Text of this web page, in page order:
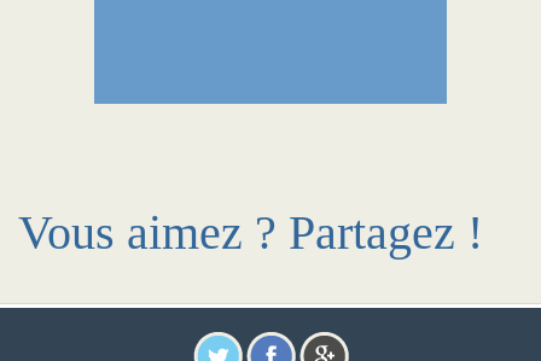
Vous aimez ? Partagez !